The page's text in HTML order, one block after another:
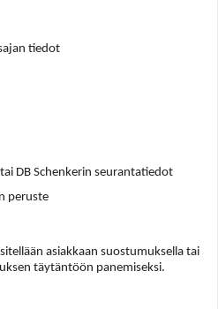
tiedot
DB Schenkerin seurantatiedot
peruste
asiakkaan suostumuksella tai
täytäntöön panemiseksi.